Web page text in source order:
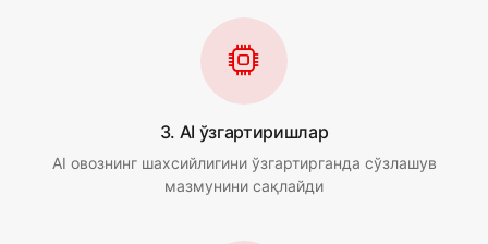
3. AI ўзгартиришлар
AI овознинг шахсийлигини ўзгартирганда сўзлашув
мазмунини сақлайди